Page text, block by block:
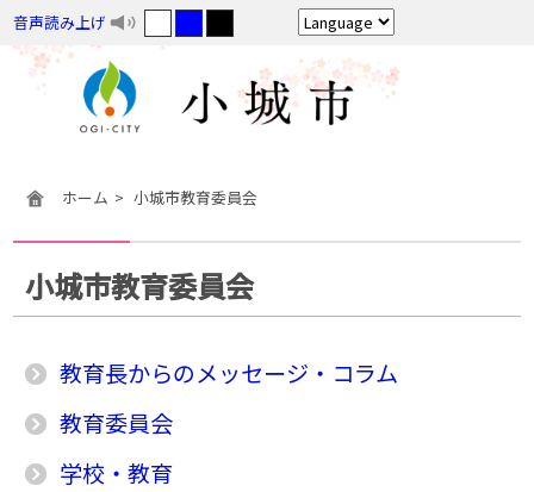
音声読み上げ
ホーム 小城市教育委員会
小城市教育委員会
教育長からのメッセージ・コラム
教育委員会
学校・教育